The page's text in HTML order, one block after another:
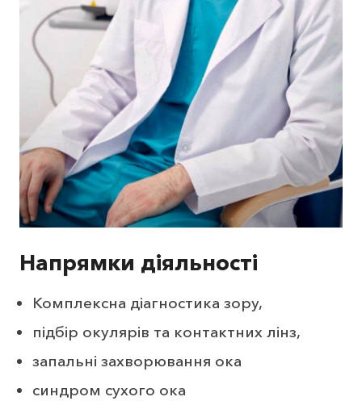
Напрямки діяльності
Комплексна діагностика зору,
підбір окулярів та контактних лінз,
запальні захворювання ока
синдром сухого ока